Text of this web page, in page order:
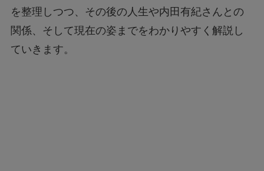
を整理しつつ、その後の人生や内田有紀さんとの
関係、そして現在の姿までをわかりやすく解説し
ていきます。